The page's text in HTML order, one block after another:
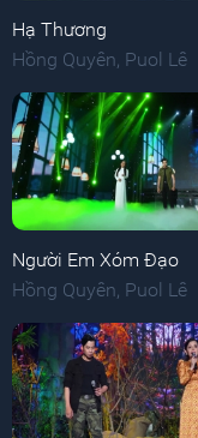
Hạ Thương
Hồng Quyên Puol Lê
Người Em Xóm Đạo
Hồng Quyên, Puol Lê